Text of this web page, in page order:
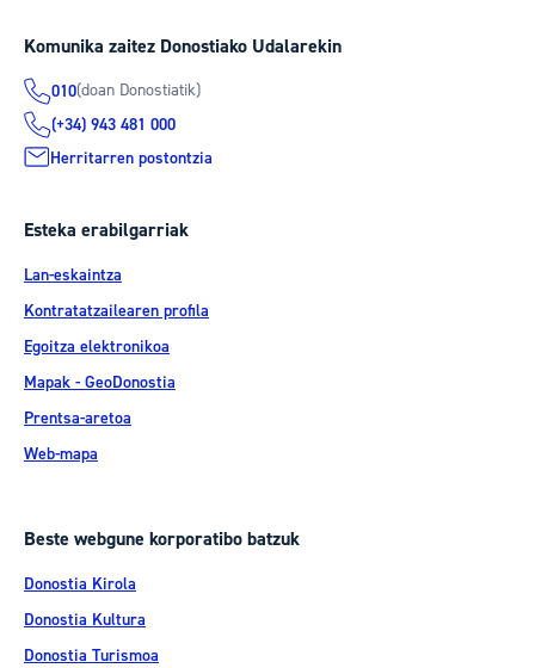
Komunika zaitez Donostiako Udalarekin
010(doan Donostiatik)
(+34) 943 481 000
Herritarren postontzia
Esteka erabilgarriak
Lan-eskaintza
Kontratatzailearen profila
Egoitza elektronikoa
Mapak - GeoDonostia
Prentsa-aretoa
Web-mapa
Beste webgune korporatibo batzuk
Donostia Kirola
Donostia Kultura
Donostia Turismoa